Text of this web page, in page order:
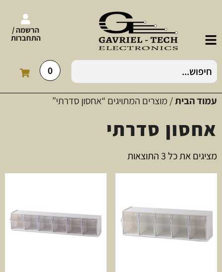
הרשמה /
התחברות
0
עמוד הבית/ מוצרים המתויגים “אחסון סדרתי”
אחסון סדרתי
מציגים את כל ⁦3⁩ התוצאות